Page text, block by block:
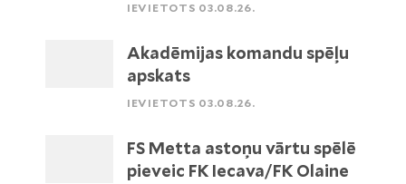
IEVIETOTS 03.08.26.
Akadēmijas komandu spēļu
apskats
IEVIETOTS 03.08.26.
FS Metta astoņu vārtu spēlē
pieveic FK Iecava/FK Olaine